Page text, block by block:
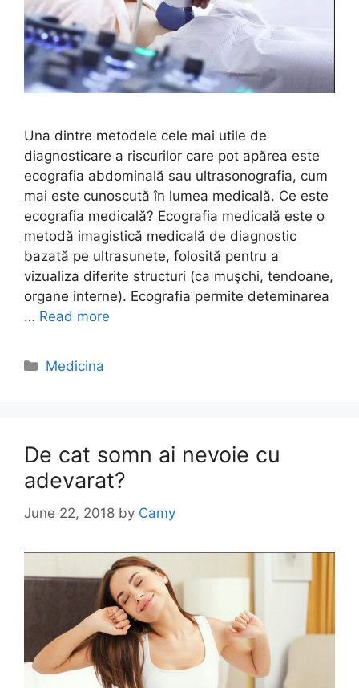
Una dintre metodele cele mai utile de
diagnosticare a riscurilor care pot apărea este
ecografia abdominală sau ultrasonografia, cum
mai este cunoscută în lumea medicală. Ce este
ecografia medicală? Ecografia medicală este o
metodă imagistică medicală de diagnostic
bazată pe ultrasunete, folosită pentru a
vizualiza diferite structuri (ca muşchi, tendoane,
organe interne). Ecografia permite deteminarea
… Read more
Categories
Medicina
De cat somn ai nevoie cu
adevarat?
June 22, 2018 by Camy